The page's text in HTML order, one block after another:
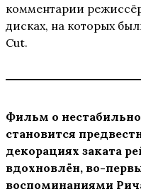
комментарии
дисках, на которых
Cut.
Фильм о
становится
декорациях заката
вдохновлён, во-
воспоминаниями